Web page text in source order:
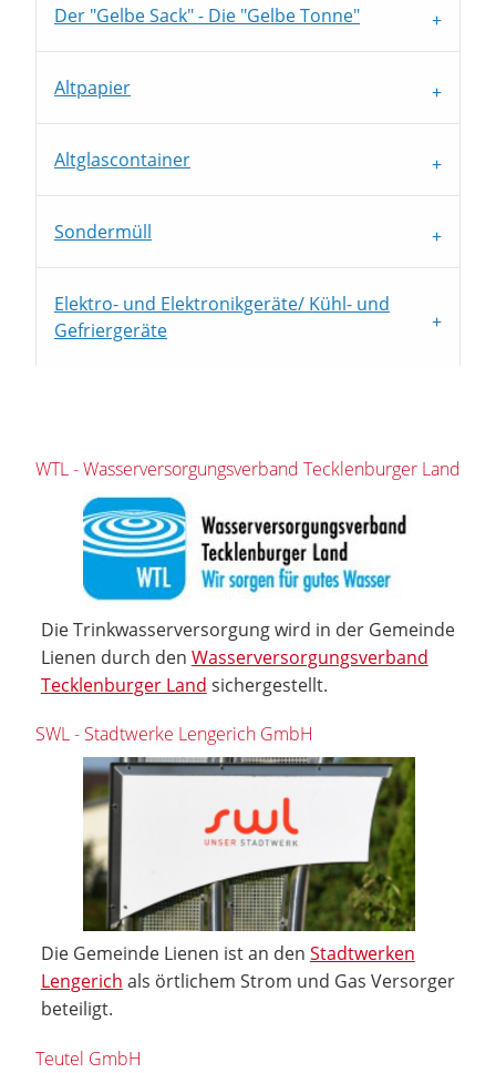
Der "Gelbe Sack" - Die "Gelbe Tonne"
Altpapier
Altglascontainer
Sondermüll
Elektro- und Elektronikgeräte/ Kühl- und
Gefriergeräte
WTL - Wasserversorgungsverband Tecklenburger Land
Die Trinkwasserversorgung wird in der Gemeinde
Lienen durch den Wasserversorgungsverband
Tecklenburger Land sichergestellt.
SWL - Stadtwerke Lengerich GmbH
Die Gemeinde Lienen ist an den Stadtwerken
Lengerich als örtlichem Strom und Gas Versorger
beteiligt.
Teutel GmbH